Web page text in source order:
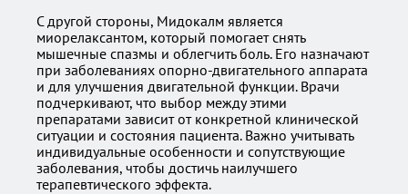
С другой стороны, Мидокалм является
миорелаксантом, который помогает снять
мышечные спазмы и облегчить боль. Его назначают
при заболеваниях опорно-двигательного аппарата
и для улучшения двигательной функции. Врачи
подчеркивают, что выбор между этими
препаратами зависит от конкретной клинической
ситуации и состояния пациента. Важно учитывать
индивидуальные особенности и сопутствующие
заболевания, чтобы достичь наилучшего
терапевтического эффекта.